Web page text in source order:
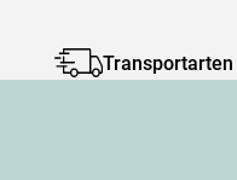
Transportarten